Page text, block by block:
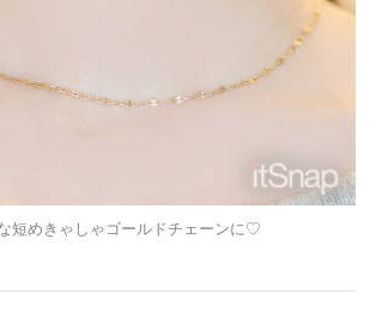
短めきゃしゃゴールドチェーンに♡